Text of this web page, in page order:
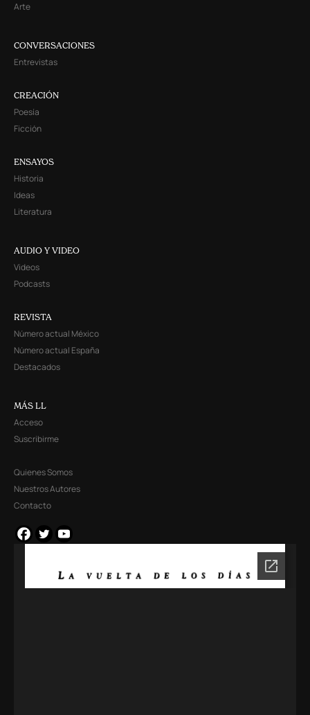
Arte
CONVERSACIONES
Entrevistas
CREACIÓN
Poesía
Ficción
ENSAYOS
Historia
Ideas
Literatura
AUDIO Y VIDEO
Videos
Podcasts
REVISTA
Número actual México
Número actual España
Destacados
MÁS LL
Acceso
Suscribirme
Quienes Somos
Nuestros Autores
Contacto